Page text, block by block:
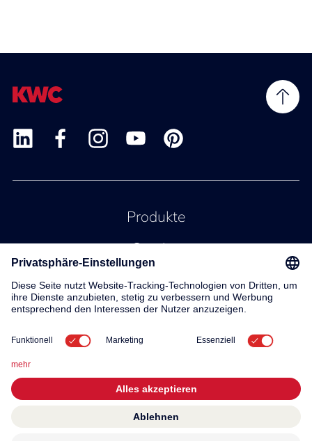
Produkte
Service
Kontakt
Über uns
Allgemeine Geschäftsbedingungen